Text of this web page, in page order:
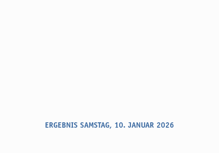
ERGEBNIS SAMSTAG, 10. JANUAR 2026